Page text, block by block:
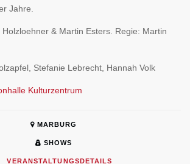
Jahre.
& Martin Esters. Regie: Martin
Stefanie Lebrecht, Hannah Volk
Kulturzentrum
MARBURG
SHOWS
VERANSTALTUNGSDETAILS